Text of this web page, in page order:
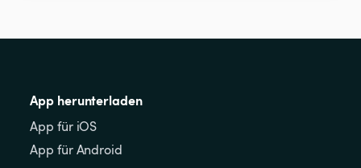
App herunterladen
App für iOS
App für Android